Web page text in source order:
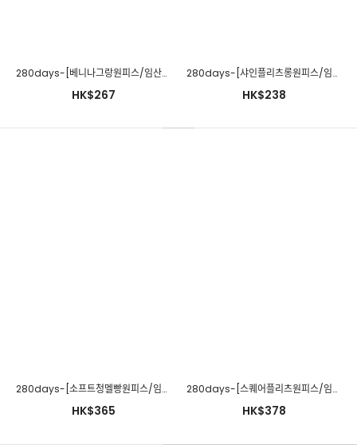
280days-[베니나그랑원피스/임산부]임부복 2 8 0 DAYS - 느낌있는 임부복쇼핑몰♡韓國孕婦裝連身裙
HK$267
280days-[샤인플리츠롱원피스/임산부]임부복 2 8 0 DAYS - 느낌있는 임부복쇼핑몰♡韓國孕婦裝連身裙
HK$238
280days-[소프트청멜빵원피스/임산부]임부복 2 8 0 DAYS - 느낌있는 임부복쇼핑몰♡韓國孕婦裝連身裙
HK$365
280days-[스퀘어플리츠원피스/임산부]임부복 2 8 0 DAYS - 느낌있는 임부복쇼핑몰♡韓國孕婦裝連身裙
HK$378